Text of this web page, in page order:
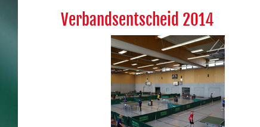
Verbandsentscheid 2014